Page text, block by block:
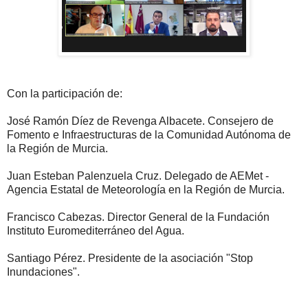
Con la participación de:
José Ramón Díez de Revenga Albacete. Consejero de
Fomento e Infraestructuras de la Comunidad Autónoma de
la Región de Murcia.
Juan Esteban Palenzuela Cruz. Delegado de AEMet -
Agencia Estatal de Meteorología en la Región de Murcia.
Francisco Cabezas. Director General de la Fundación
Instituto Euromediterráneo del Agua.
Santiago Pérez. Presidente de la asociación "Stop
Inundaciones".